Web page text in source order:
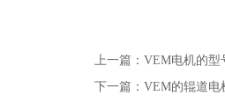
上一篇： VEM电机的型
下一篇： VEM的辊道电